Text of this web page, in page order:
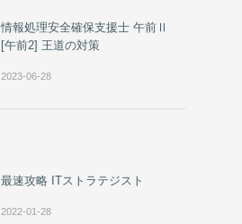
情報処理安全確保支援士 午前Ⅱ
[午前2] 王道の対策
2023-06-28
最速攻略 ITストラテジスト
2022-01-28